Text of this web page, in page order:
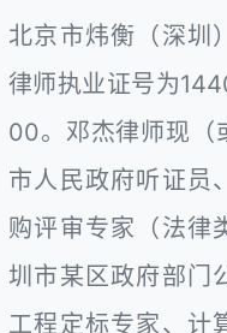
北京市炜衡（深圳
律师执业证号为
00。邓杰律师现（
市人民政府听证员
购评审专家（法律
圳市某区政府部门
工程定标专家、计